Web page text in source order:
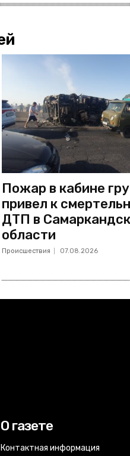
Пожар в кабине
привел к
ДТП в
области
Происшествия 07.08.2026
О газете
Контактная информация